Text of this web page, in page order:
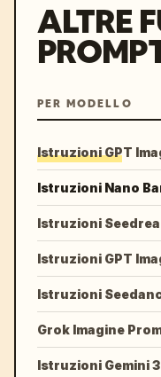
ALTRE
PER MODELLO
Istruzioni GPT
Istruzioni Nano
Istruzioni
Istruzioni GPT
Istruzioni
Grok Imagine
Istruzioni Gemini